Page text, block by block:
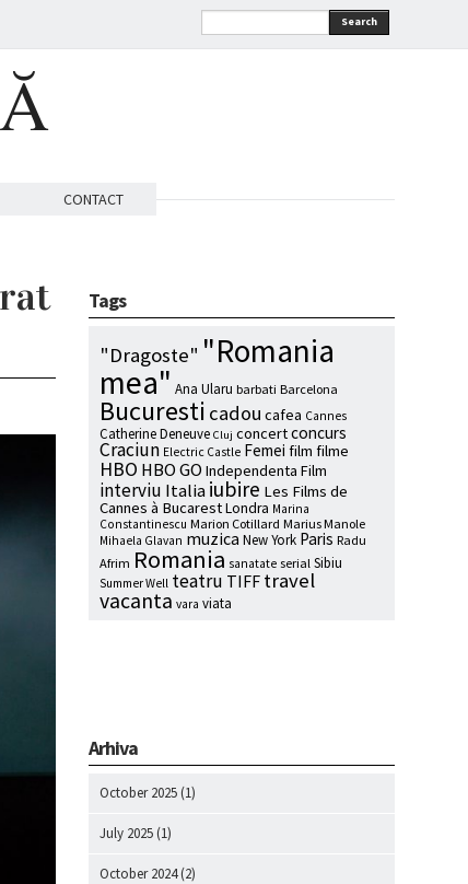
Search
CONTACT
Tags
"Dragoste" "Romania
mea" Ana Ularu barbati Barcelona
Bucuresti cadou cafea Cannes
Catherine Deneuve Cluj concertconcurs
Craciun Electric Castle Femei film filme
HBO HBO GO Independenta Film
interviu Italiaiubire Les Films de
Cannes à BucarestLondra Marina
Constantinescu Marion Cotillard Marius Manole
Mihaela Glavan muzica New York Paris Radu
Afrim Romania sanatate serial Sibiu
Summer Well teatru TIFF travel
vacanta vara viata
Arhiva
October 2025 (1)
July 2025 (1)
October 2024(2)